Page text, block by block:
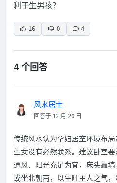
利于生男孩？
16 0 4
4 个回答
风水居士
回答于 12 月 26 日
传统风水认为孕妇居室环境布
生女没有必然联系。建议卧室
通风、阳光充足为宜，床头靠
或坐北朝南，以生旺主人之气